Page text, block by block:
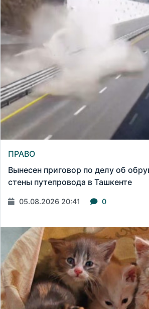
ПРАВО
Вынесен приговор по делу об
стены путепровода в Ташкенте
05.08.2026 20:41 0